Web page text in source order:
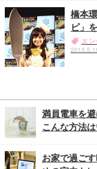
橋本
ピ」
エン
満員電車を
こんな方法
お家で過ご